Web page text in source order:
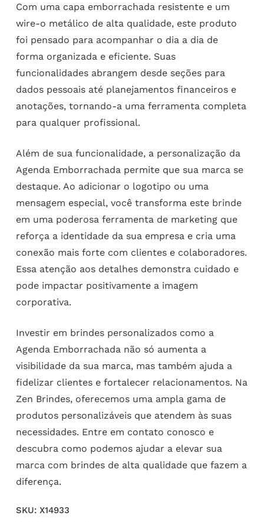
Com uma capa emborrachada resistente e um
wire-o metálico de alta qualidade, este produto
foi pensado para acompanhar o dia a dia de
forma organizada e eficiente. Suas
funcionalidades abrangem desde seções para
dados pessoais até planejamentos financeiros e
anotações, tornando-a uma ferramenta completa
para qualquer profissional.
Além de sua funcionalidade, a personalização da
Agenda Emborrachada permite que sua marca se
destaque. Ao adicionar o logotipo ou uma
mensagem especial, você transforma este brinde
em uma poderosa ferramenta de marketing que
reforça a identidade da sua empresa e cria uma
conexão mais forte com clientes e colaboradores.
Essa atenção aos detalhes demonstra cuidado e
pode impactar positivamente a imagem
corporativa.
Investir em brindes personalizados como a
Agenda Emborrachada não só aumenta a
visibilidade da sua marca, mas também ajuda a
fidelizar clientes e fortalecer relacionamentos. Na
Zen Brindes, oferecemos uma ampla gama de
produtos personalizáveis que atendem às suas
necessidades. Entre em contato conosco e
descubra como podemos ajudar a elevar sua
marca com brindes de alta qualidade que fazem a
diferença.
SKU: X14933